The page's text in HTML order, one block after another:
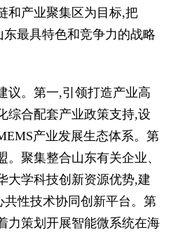
和产业聚集区为目标,把
最具特色和竞争力的战略
。第一,引领打造产业高
综合配套产业政策支持,设
产业发展生态体系。第
聚集整合山东有关企业、
大学科技创新资源优势,建
性技术协同创新平台。第
力策划开展智能微系统在海